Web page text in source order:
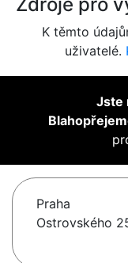
K těmto
uživatelé.
Jste
Praha
Ostrovského